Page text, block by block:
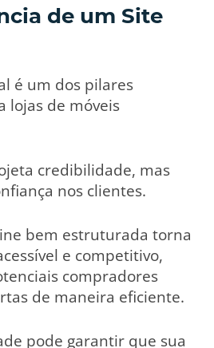
de um Site
é um dos pilares
lojas de móveis
credibilidade, mas
nos clientes.
bem estruturada torna
e competitivo,
compradores
de maneira eficiente.
pode garantir que sua